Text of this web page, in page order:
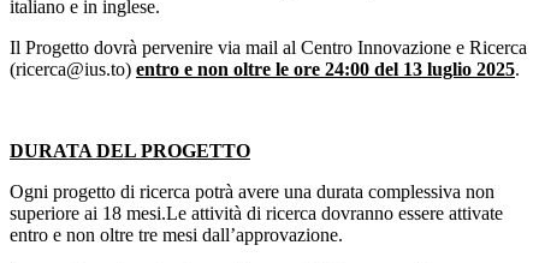
italiano e in inglese.
Il Progetto dovrà pervenire via mail al Centro Innovazione e Ricerca
(ricerca@ius.to) entro e non oltre le ore 24:00 del 13 luglio 2025.
DURATA DEL PROGETTO
Ogni progetto di ricerca potrà avere una durata complessiva non
superiore ai 18 mesi.Le attività di ricerca dovranno essere attivate
entro e non oltre tre mesi dall’approvazione.